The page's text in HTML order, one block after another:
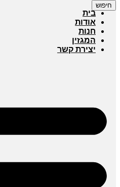
חיפוש
בית
אודות
חנות
המגזין
יצירת קשר